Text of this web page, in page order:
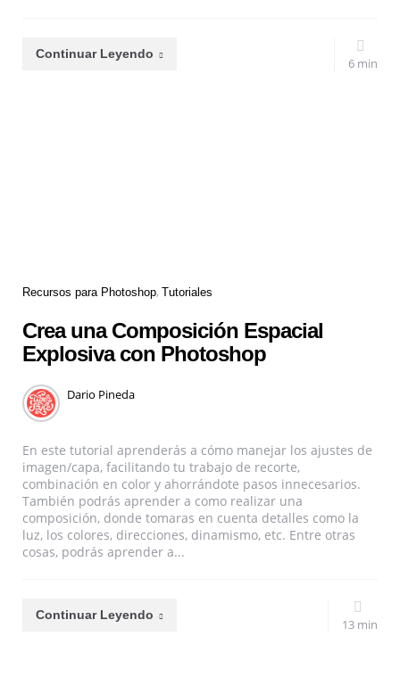
Continuar Leyendo
6 min
Recursos para Photoshop Tutoriales
Crea una Composición Espacial
Explosiva con Photoshop
Dario Pineda
En este tutorial aprenderás a cómo manejar los ajustes de
imagen/capa, facilitando tu trabajo de recorte,
combinación en color y ahorrándote pasos innecesarios.
También podrás aprender a como realizar una
composición, donde tomaras en cuenta detalles como la
luz, los colores, direcciones, dinamismo, etc. Entre otras
cosas, podrás aprender a...
Continuar Leyendo
13 min